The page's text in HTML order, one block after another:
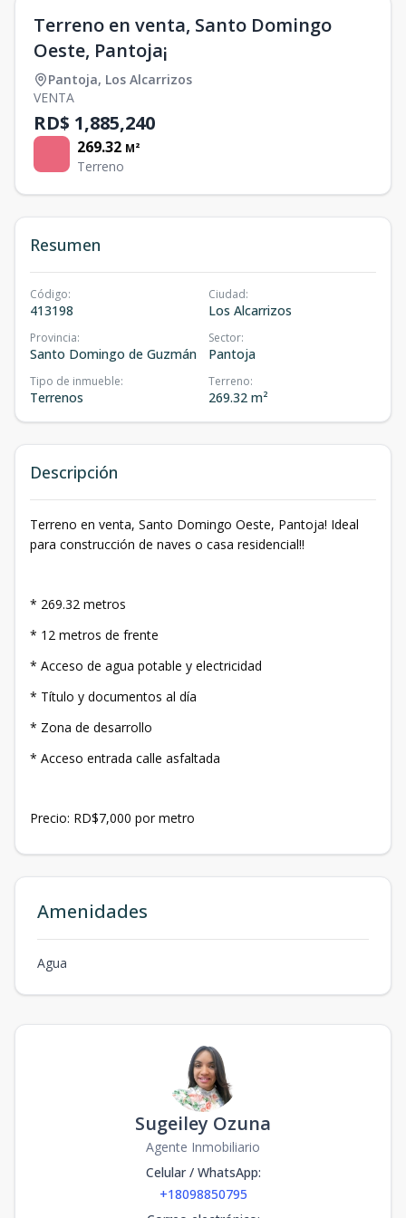
Terreno en venta, Santo Domingo
Oeste, Pantoja¡
Pantoja, Los Alcarrizos
VENTA
RD$ 1,885,240
269.32 M²
Terreno
Resumen
Código:
413198
Ciudad:
Los Alcarrizos
Provincia:
Santo Domingo de Guzmán
Sector:
Pantoja
Tipo de inmueble:
Terrenos
Terreno:
269.32 m²
Descripción
Terreno en venta, Santo Domingo Oeste, Pantoja! Ideal
para construcción de naves o casa residencial!!
* 269.32 metros
* 12 metros de frente
* Acceso de agua potable y electricidad
* Título y documentos al día
* Zona de desarrollo
* Acceso entrada calle asfaltada
Precio: RD$7,000 por metro
Amenidades
Agua
Sugeiley Ozuna
Agente Inmobiliario
Celular / WhatsApp:
+18098850795